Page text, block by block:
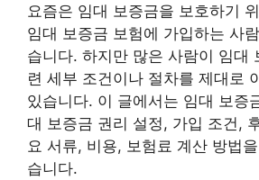
요즘은 임대 보증금을 보호하기
임대 보증금 보험에 가입하는 사
습니다. 하지만 많은 사람이 임대
련 세부 조건이나 절차를 제대로
있습니다. 이 글에서는 임대 보증
대 보증금 권리 설정, 가입 조건,
요 서류, 비용, 보험료 계산 방법
습니다.